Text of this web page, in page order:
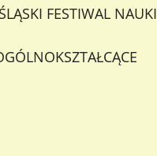
FESTIWAL NAUKI